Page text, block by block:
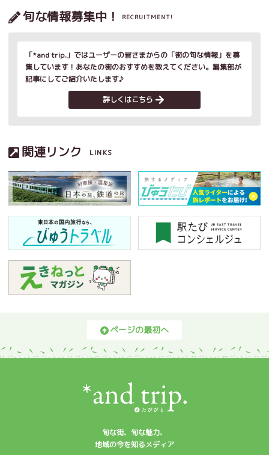
旬な情報募集中！ RECRUITMENT!
「*and trip.」ではユーザーの皆さまからの「街の旬な情報」を募
集しています！あなたの街のおすすめを教えてください。編集部が
記事にしてご紹介いたします♪
詳しくはこちら
関連リンク LINKS
ページの最初へ
旬な街、旬な魅力、
地域の今を知るメディア